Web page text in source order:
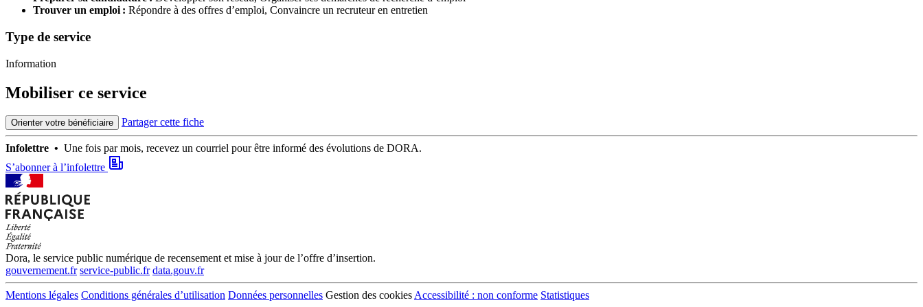
Trouver un emploi : Répondre à des offres d’emploi, Convaincre un recruteur en entretien
Type de service
Information
Mobiliser ce service
Orienter votre bénéficiaire Partager cette fiche
Infolettre • Une fois par mois, recevez un courriel pour être informé des évolutions de DORA.
S’abonner à l’infolettre
Dora, le service public numérique de recensement et mise à jour de l’offre d’insertion.
gouvernement.fr service-public.fr data.gouv.fr
Mentions légales Conditions générales d’utilisation Données personnelles Gestion des cookiesAccessibilité : non conforme Statistiques